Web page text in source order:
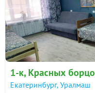
1-к, Красных
Екатеринбург, Уралмаш